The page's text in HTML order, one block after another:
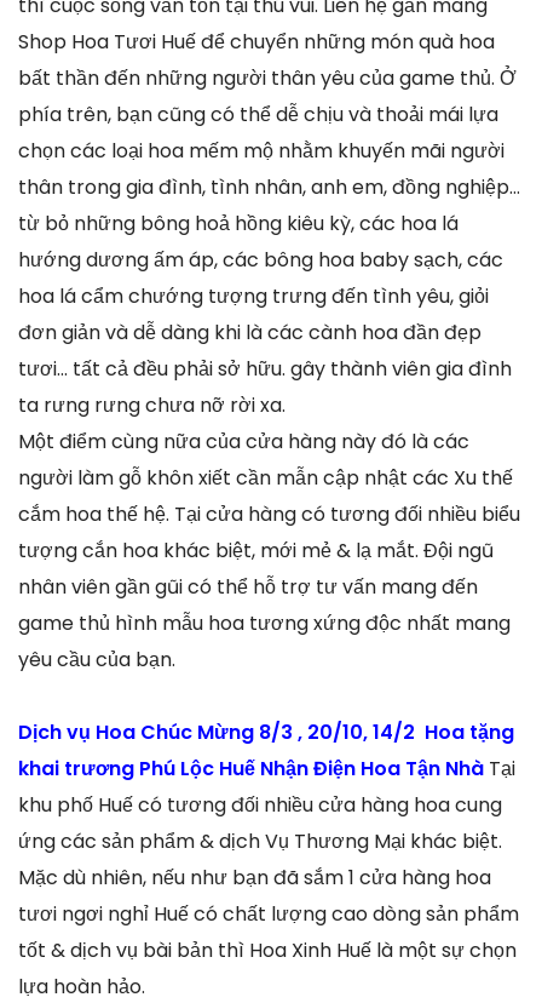
thì cuộc sống vẫn tồn tại thú vui. Liên hệ gần mang
Shop Hoa Tươi Huế để chuyển những món quà hoa
bất thần đến những người thân yêu của game thủ. Ở
phía trên, bạn cũng có thể dễ chịu và thoải mái lựa
chọn các loại hoa mếm mộ nhằm khuyến mãi người
thân trong gia đình, tình nhân, anh em, đồng nghiệp…
từ bỏ những bông hoả hồng kiêu kỳ, các hoa lá
hướng dương ấm áp, các bông hoa baby sạch, các
hoa lá cẩm chướng tượng trưng đến tình yêu, giỏi
đơn giản và dễ dàng khi là các cành hoa đần đẹp
tươi… tất cả đều phải sở hữu. gây thành viên gia đình
ta rưng rưng chưa nỡ rời xa.
Một điểm cùng nữa của cửa hàng này đó là các
người làm gỗ khôn xiết cần mẫn cập nhật các Xu thế
cắm hoa thế hệ. Tại cửa hàng có tương đối nhiều biểu
tượng cắn hoa khác biệt, mới mẻ & lạ mắt. Đội ngũ
nhân viên gần gũi có thể hỗ trợ tư vấn mang đến
game thủ hình mẫu hoa tương xứng độc nhất mang
yêu cầu của bạn.
Dịch vụ Hoa Chúc Mừng 8/3 , 20/10, 14/2 Hoa tặng
khai trương Phú Lộc Huế Nhận Điện Hoa Tận Nhà Tại
khu phố Huế có tương đối nhiều cửa hàng hoa cung
ứng các sản phẩm & dịch Vụ Thương Mại khác biệt.
Mặc dù nhiên, nếu như bạn đã sắm 1 cửa hàng hoa
tươi ngơi nghỉ Huế có chất lượng cao dòng sản phẩm
tốt & dịch vụ bài bản thì Hoa Xinh Huế là một sự chọn
lựa hoàn hảo.